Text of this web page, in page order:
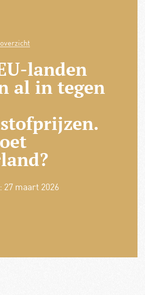
landen
al in tegen
27 maart 2026